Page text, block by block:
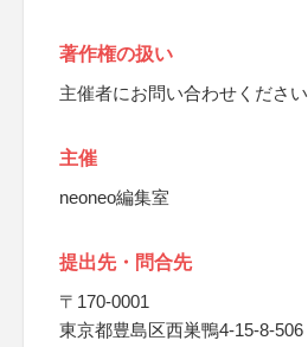
著作権の扱い
主催者にお問い合わせください
主催
neoneo編集室
提出先・問合先
〒170-0001
東京都豊島区西巣鴨4-15-8-506